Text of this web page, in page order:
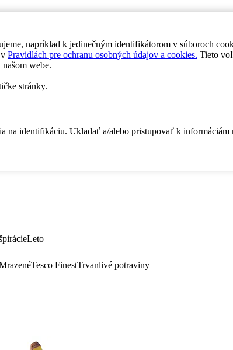
napríklad k jedinečným identifikátorom v súboroch
Pravidlách pre ochranu osobných údajov a cookies. Tieto
webe.
stránky.
identifikáciu. Ukladať a/alebo pristupovať k informáciám
Leto
Tesco FinestTrvanlivé potraviny